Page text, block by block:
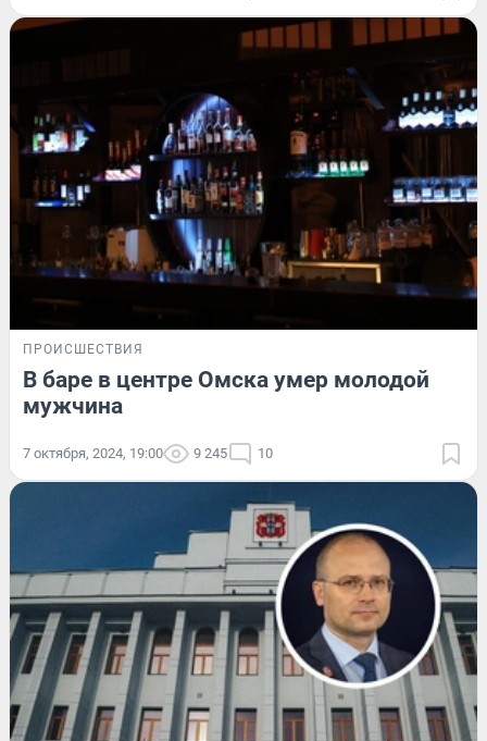
ПРОИСШЕСТВИЯ
В баре в центре Омска умер молодой
мужчина
7 октября, 2024, 19:00 9 245 10